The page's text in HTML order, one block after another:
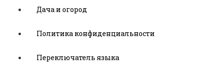
Дача и огород
Политика конфиденциальности
Переключатель языка